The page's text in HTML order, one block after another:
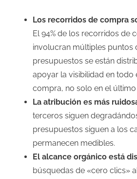
Los recorridos de compra
El 94% de los recorridos de
involucran múltiples puntos
presupuestos se están
apoyar la visibilidad en todo
compra, no solo en el último
La atribución es más
terceros siguen
presupuestos siguen a los
permanecen medibles.
El alcance orgánico está
búsquedas de «cero clics»